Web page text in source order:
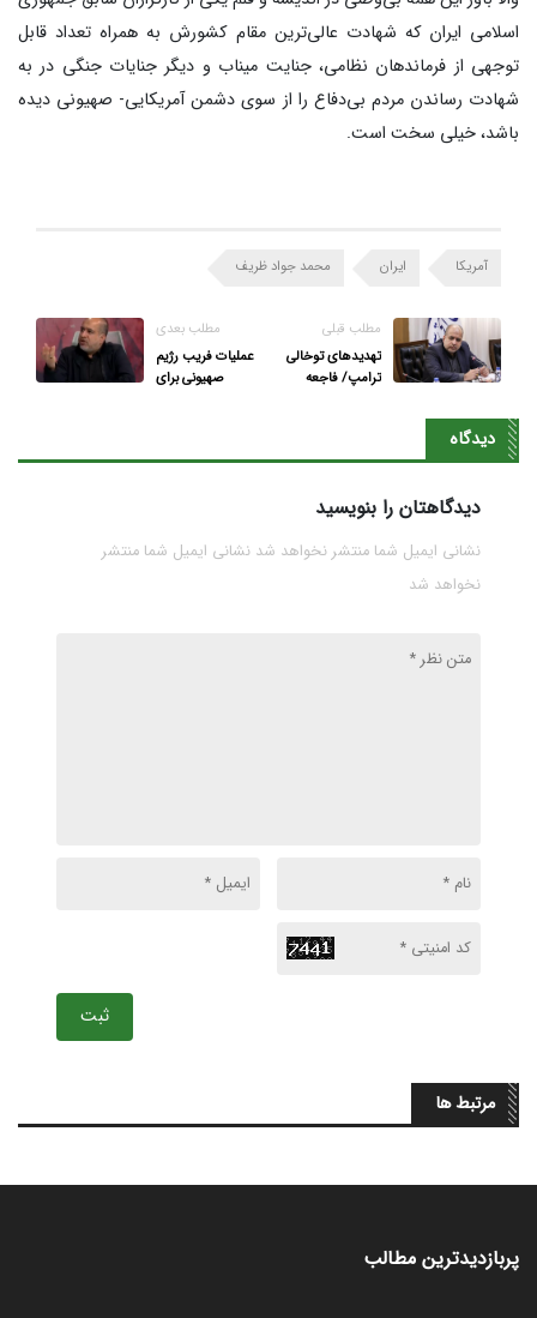
اسلامی ایران که شهادت عالی‌ترین مقام کشورش به همراه تعداد قابل
توجهی از فرماندهان نظامی، جنایت میناب و دیگر جنایات جنگی در به
شهادت رساندن مردم بی‌دفاع را از سوی دشمن آمریکایی- صهیونی دیده
باشد، خیلی سخت است.
آمریکا ایران محمد جواد ظریف
مطلب قبلی
تهدیدهای توخالی
ترامپ/ فاجعه‌
مطلب بعدی
عملیات فریب رژیم
صهیونی برای
دیدگاه
دیدگاهتان را بنویسید
نشانی ایمیل شما منتشر نخواهد شد نشانی ایمیل شما منتشر
نخواهد شد
ثبت
مرتبط ها
پربازدیدترین مطالب